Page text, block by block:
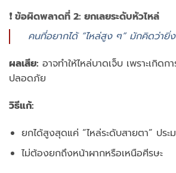
❗ ข้อผิดพลาดที่ 2: ยกเลยระดับหัวไหล่
คนที่อยากได้ “ไหล่สูง ๆ” มักคิดว่ายิ่
ผลเสีย: อาจทำให้ไหล่บาดเจ็บ เพราะเกิด
ปลอดภัย
วิธีแก้:
ยกได้สูงสุดแค่ “ไหล่ระดับสายตา” ปร
ไม่ต้องยกถึงหน้าผากหรือเหนือศีรษะ